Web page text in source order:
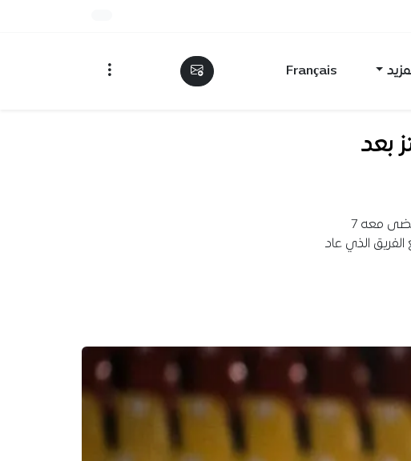
Français
بعد
أعلن الحارس الجزائري أليكسندر أوكيدجة رحيله عن نادي ميتز الذي قضى معه 7
عاما عقدا جديداً مع الفريق الذي عاد